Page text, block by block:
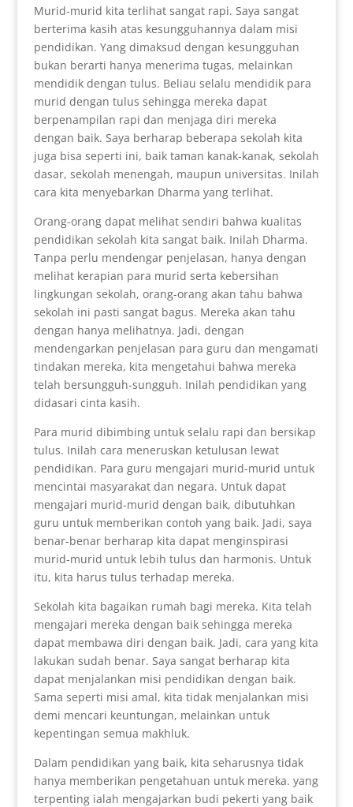
Murid-murid kita terlihat sangat rapi. Saya sangat
berterima kasih atas kesungguhannya dalam misi
pendidikan. Yang dimaksud dengan kesungguhan
bukan berarti hanya menerima tugas, melainkan
mendidik dengan tulus. Beliau selalu mendidik para
murid dengan tulus sehingga mereka dapat
berpenampilan rapi dan menjaga diri mereka
dengan baik. Saya berharap beberapa sekolah kita
juga bisa seperti ini, baik taman kanak-kanak, sekolah
dasar, sekolah menengah, maupun universitas. Inilah
cara kita menyebarkan Dharma yang terlihat.
Orang-orang dapat melihat sendiri bahwa kualitas
pendidikan sekolah kita sangat baik. Inilah Dharma.
Tanpa perlu mendengar penjelasan, hanya dengan
melihat kerapian para murid serta kebersihan
lingkungan sekolah, orang-orang akan tahu bahwa
sekolah ini pasti sangat bagus. Mereka akan tahu
dengan hanya melihatnya. Jadi, dengan
mendengarkan penjelasan para guru dan mengamati
tindakan mereka, kita mengetahui bahwa mereka
telah bersungguh-sungguh. Inilah pendidikan yang
didasari cinta kasih.
Para murid dibimbing untuk selalu rapi dan bersikap
tulus. Inilah cara meneruskan ketulusan lewat
pendidikan. Para guru mengajari murid-murid untuk
mencintai masyarakat dan negara. Untuk dapat
mengajari murid-murid dengan baik, dibutuhkan
guru untuk memberikan contoh yang baik. Jadi, saya
benar-benar berharap kita dapat menginspirasi
murid-murid untuk lebih tulus dan harmonis. Untuk
itu, kita harus tulus terhadap mereka.
Sekolah kita bagaikan rumah bagi mereka. Kita telah
mengajari mereka dengan baik sehingga mereka
dapat membawa diri dengan baik. Jadi, cara yang kita
lakukan sudah benar. Saya sangat berharap kita
dapat menjalankan misi pendidikan dengan baik.
Sama seperti misi amal, kita tidak menjalankan misi
demi mencari keuntungan, melainkan untuk
kepentingan semua makhluk.
Dalam pendidikan yang baik, kita seharusnya tidak
hanya memberikan pengetahuan untuk mereka. yang
terpenting ialah mengajarkan budi pekerti yang baik